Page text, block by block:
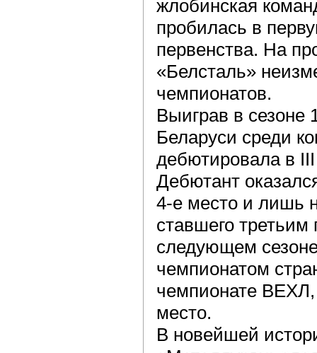
жлобинская
пробилась в
первенства. На
«Белсталь»
чемпионатов.
Выиграв в сезоне
Беларуси среди
дебютировала в
Дебютант
4-е место и лишь
ставшего третьим
следующем
чемпионатом
чемпионате ВЕХЛ,
место.
В новейшей